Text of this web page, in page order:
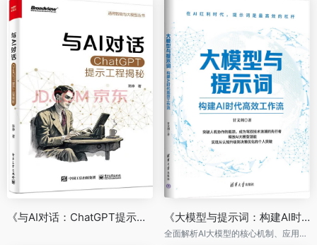
《与AI对话：ChatGPT提示工程揭秘》 《大模型与提示词：构建AI时代高效工作流》
全面解析AI大模型的核心机制、应用场景、交互逻辑